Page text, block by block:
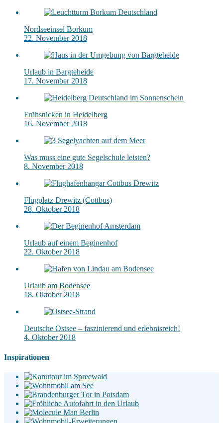
Nordseeinsel Borkum
22. November 2018
Urlaub in Bargteheide
17. November 2018
Frühstücken in Heidelberg
16. November 2018
Was muss eine gute Segelschule leisten?
8. November 2018
Flugplatz Drewitz (Cottbus)
28. Oktober 2018
Urlaub auf einem Beginenhof
22. Oktober 2018
Urlaub am Bodensee
18. Oktober 2018
Deutsche Ostsee – faszinierend und erlebnisreich!
4. Oktober 2018
Inspirationen